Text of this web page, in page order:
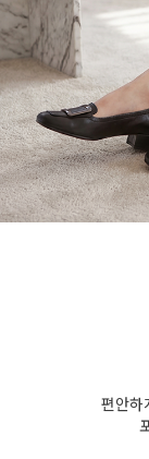
편안하